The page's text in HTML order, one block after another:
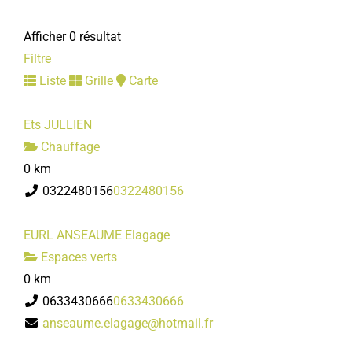
Afficher 0 résultat
Filtre
Liste
Grille Carte
Ets JULLIEN
Chauffage
0 km
03224801560322480156
EURL ANSEAUME Elagage
Espaces verts
0 km
06334306660633430666
anseaume.elagage@hotmail.fr